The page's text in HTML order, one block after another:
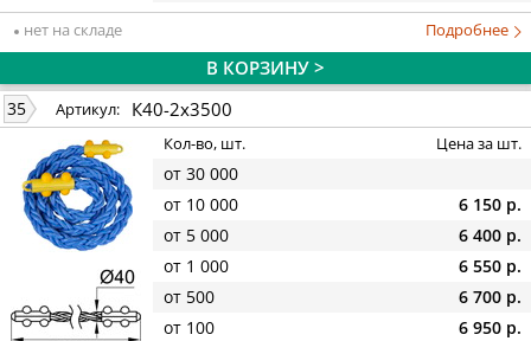
нет на складе Подробнее
В КОРЗИНУ >
35 Артикул: К40-2х3500
Кол-во, шт. Цена за шт.
от 30 000
от 10 000
6 150 р.
от 5 000
6 400 р.
от 1 000
6 550 р.
от 500
6 700 р.
от 100
6 950 р.